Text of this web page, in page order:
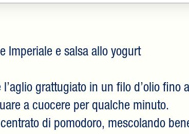
Imperiale e salsa allo yogurt
grattugiato in un filo d’olio fino
a cuocere per qualche minuto.
di pomodoro, mescolando